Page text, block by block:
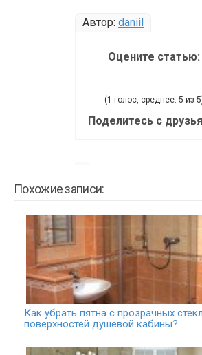
Автор: daniil
Оцените статью:
(1 голос, среднее: 5 из
Поделитесь с
Похожие записи:
Как убрать пятна с прозрачных
поверхностей душевой кабины?